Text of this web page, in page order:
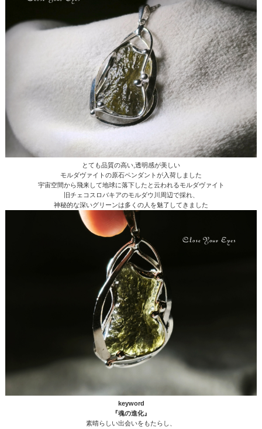
とても品質の高い,透明感が美しい
モルダヴァイトの原石ペンダントが入荷しました
宇宙空間から飛来して地球に落下したと云われるモルダヴァイト
旧チェコスロバキアのモルダウ川周辺で採れ、
神秘的な深いグリーンは多くの人を魅了してきました
keyword
『魂の進化』
素晴らしい出会いをもたらし、